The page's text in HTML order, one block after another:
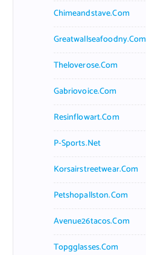
Chimeandstave.com
Greatwallseafoodny.com
Theloverose.com
Gabriovoice.com
Resinflowart.com
P-Sports.net
Korsairstreetwear.com
Petshopallston.com
Avenue26tacos.com
Topgglasses.com